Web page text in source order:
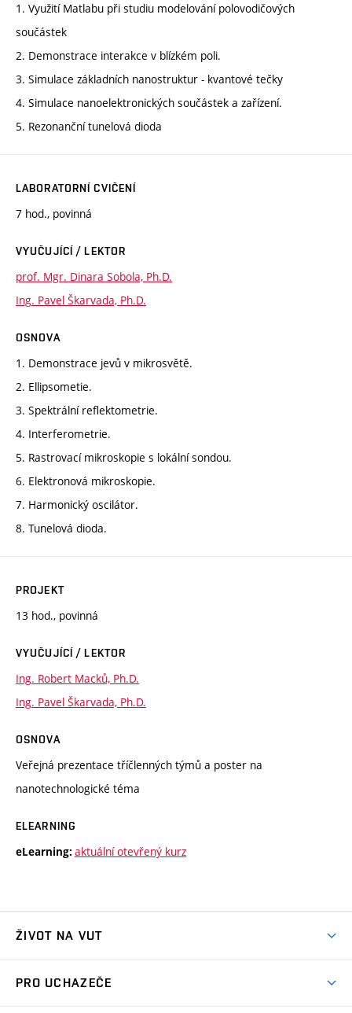
1. Využití Matlabu při studiu modelování polovodičových
součástek
2. Demonstrace interakce v blízkém poli.
3. Simulace základních nanostruktur - kvantové tečky
4. Simulace nanoelektronických součástek a zařízení.
5. Rezonanční tunelová dioda
LABORATORNÍ CVIČENÍ
7 hod., povinná
VYUČUJÍCÍ / LEKTOR
prof. Mgr. Dinara Sobola, Ph.D.
Ing. Pavel Škarvada, Ph.D.
OSNOVA
1. Demonstrace jevů v mikrosvětě.
2. Ellipsometie.
3. Spektrální reflektometrie.
4. Interferometrie.
5. Rastrovací mikroskopie s lokální sondou.
6. Elektronová mikroskopie.
7. Harmonický oscilátor.
8. Tunelová dioda.
PROJEKT
13 hod., povinná
VYUČUJÍCÍ / LEKTOR
Ing. Robert Macků, Ph.D.
Ing. Pavel Škarvada, Ph.D.
OSNOVA
Veřejná prezentace tříčlenných týmů a poster na
nanotechnologické téma
ELEARNING
eLearning: aktuální otevřený kurz
ŽIVOT NA VUT
PRO UCHAZEČE